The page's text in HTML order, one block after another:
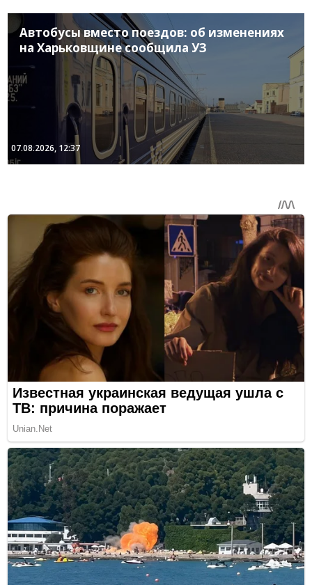
Автобусы вместо поездов: об изменениях
на Харьковщине сообщила УЗ
07.08.2026, 12:37